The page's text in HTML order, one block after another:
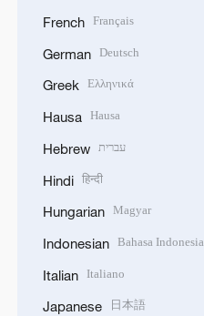
French Français
German Deutsch
Greek Ελληνικά
Hausa Hausa
Hebrew עברית
Hindi हिन्दी
Hungarian Magyar
Indonesian Bahasa Indonesia
Italian Italiano
Japanese 日本語